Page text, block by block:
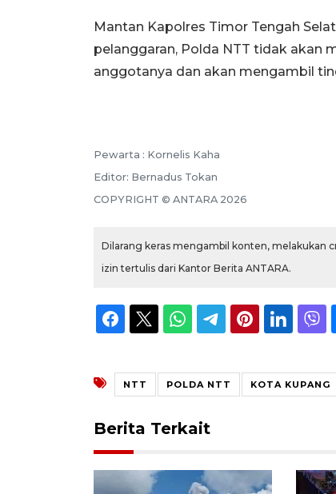
Mantan Kapolres Timor Tengah
pelanggaran, Polda NTT tidak akan
anggotanya dan akan mengambil
Pewarta : Kornelis Kaha
Editor: Bernadus Tokan
COPYRIGHT © ANTARA 2026
Dilarang keras mengambil konten, melakukan
izin tertulis dari Kantor Berita ANTARA.
NTT POLDA NTT KOTA KUPANG
Berita Terkait